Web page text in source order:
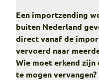
Een importzending
buiten Nederland
direct vanaf de
vervoerd naar
Wie moet erkend
te mogen vervangen?